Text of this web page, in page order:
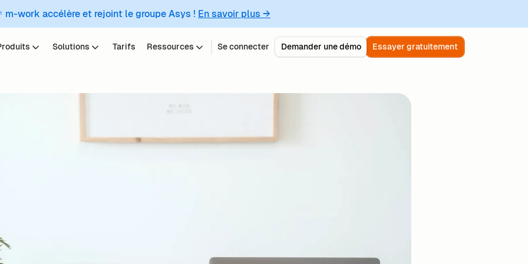
m-work accélère et rejoint le groupe Asys ! En savoir plus →
Solutions Tarifs Ressources Se connecter Demander une démo Essayer gratuitement